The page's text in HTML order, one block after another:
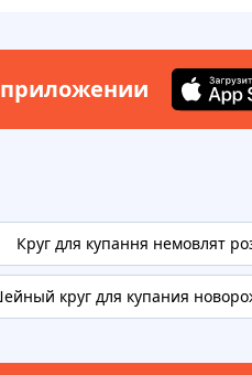
Круг для купання немовлят
круг для купания